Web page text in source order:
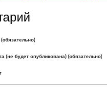
(не будет опубликована) (обязательно)